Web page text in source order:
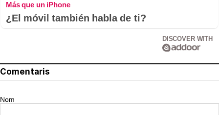
Más que un iPhone
¿El móvil también habla de ti?
DISCOVER WITH
Comentaris
Nom